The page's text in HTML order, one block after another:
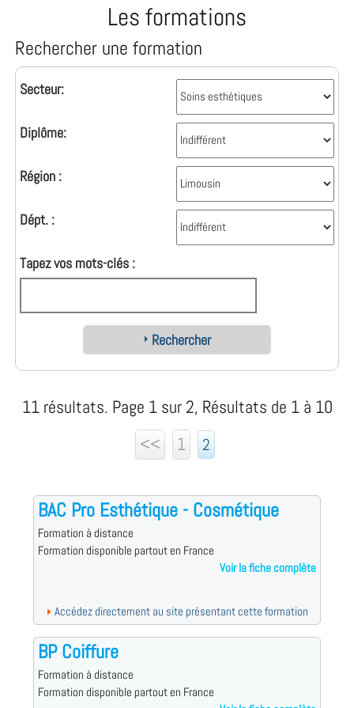
Les formations
Rechercher une formation
Secteur:
Diplôme:
Région :
Dépt. :
Tapez vos mots-clés :
Rechercher
11 résultats. Page 1 sur 2, Résultats de 1 à 10
<<
1 2
BAC Pro Esthétique - Cosmétique
Formation à distance
Formation disponible partout en France
Voir la fiche complète
Accédez directement au site présentant cette formation
BP Coiffure
Formation à distance
Formation disponible partout en France